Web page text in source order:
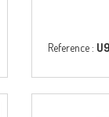
Reference :